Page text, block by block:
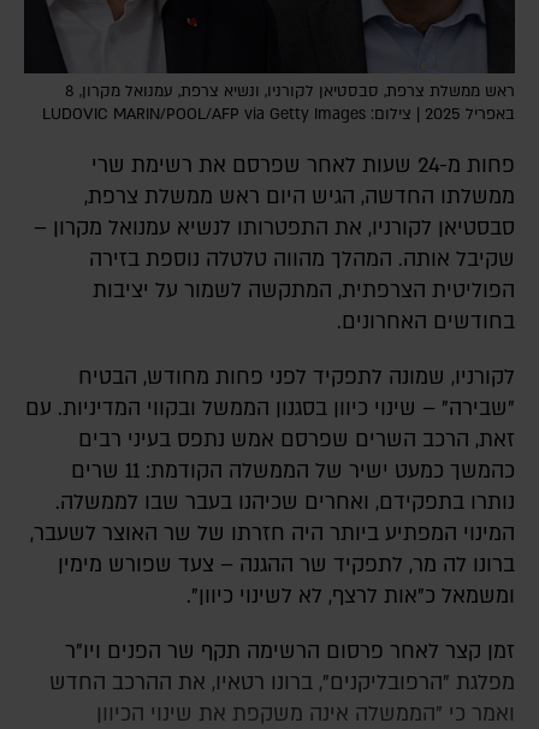
ראש ממשלת צרפת, סבסטיאן לקורניו, ונשיא צרפת, עמנואל מקרון, 8
באפריל 2025 | צילום: LUDOVIC MARIN/POOL/AFP via Getty Images
פחות מ-24 שעות לאחר שפרסם את רשימת שרי
ממשלתו החדשה, הגיש היום ראש ממשלת צרפת,
סבסטיאן לקורניו, את התפטרותו לנשיא עמנואל מקרון –
שקיבל אותה. המהלך מהווה טלטלה נוספת בזירה
הפוליטית הצרפתית, המתקשה לשמור על יציבות
בחודשים האחרונים.
לקורניו, שמונה לתפקיד לפני פחות מחודש, הבטיח
"שבירה" – שינוי כיוון בסגנון הממשל ובקווי המדיניות. עם
זאת, הרכב השרים שפרסם אמש נתפס בעיני רבים
כהמשך כמעט ישיר של הממשלה הקודמת: 11 שרים
נותרו בתפקידם, ואחרים שכיהנו בעבר שבו לממשלה.
המינוי המפתיע ביותר היה חזרתו של שר האוצר לשעבר,
ברונו לה מר, לתפקיד שר ההגנה – צעד שפורש מימין
ומשמאל כ"אות לרצף, לא לשינוי כיוון".
זמן קצר לאחר פרסום הרשימה תקף שר הפנים ויו"ר
מפלגת "הרפובליקנים", ברונו רטאיו, את ההרכב החדש
ואמר כי "הממשלה אינה משקפת את שינוי הכיוון